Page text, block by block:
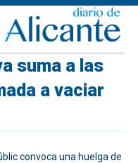
suma a las
a vaciar
convoca una huelga de